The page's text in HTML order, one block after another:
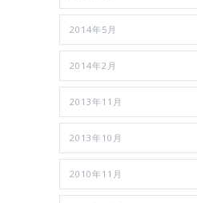
2014年5月
2014年2月
2013年11月
2013年10月
2010年11月